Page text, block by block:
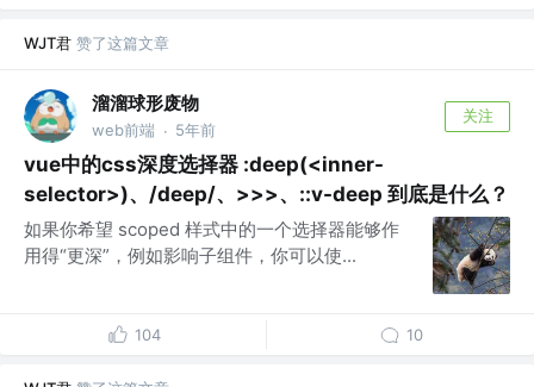
WJT君 赞了这篇文章
溜溜球形废物
web前端 · 5年前
关注
vue中的css深度选择器 :deep(<inner-
selector>)、/deep/、>>>、::v-deep 到底是什么？
如果你希望 scoped 样式中的一个选择器能够作
用得“更深”，例如影响子组件，你可以使...
104 10